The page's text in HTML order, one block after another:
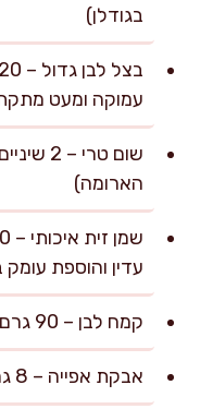
בגודלן)
עמוקה ומעט
הארומה)
עדין והוספת
קמח לבן – 90 גרם (3/4 כוס, לייצוב המרקם)
אבקת אפייה – 8 גרם (2 כפיות)